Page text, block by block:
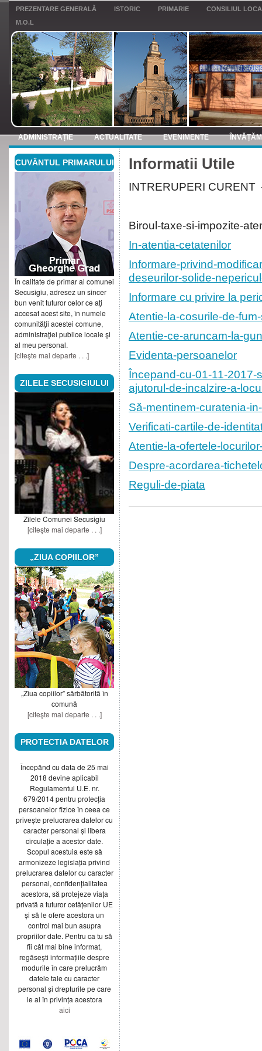
PREZENTARE GENERALĂ ISTORIC PRIMARIE
CONSILIUL
M.O.L
ADMINISTRAȚIE ACTUALITATE EVENIMENTE
ANUNTURI
CUVÂNTUL PRIMARULUI
În calitate de primar al comunei
Secusigiu, adresez un sincer
bun venit tuturor celor ce aţi
accesat acest site, în numele
comunităţii acestei comune,
administraţiei publice locale şi
al meu personal.
[citeşte mai departe . . .]
ZILELE SECUSIGIULUI
Zilele Comunei Secusigiu
[citeşte mai departe . . .]
„ZIUA COPIILOR”
„Ziua copiilor” sărbătorită în
comună
[citeşte mai departe . . .]
PROTECTIA DATELOR
Începând cu data de 25 mai
2018 devine aplicabil
Regulamentul U.E. nr.
679/2014 pentru protecția
persoanelor fizice în ceea ce
privește prelucrarea datelor cu
caracter personal și libera
circulație a acestor date.
Scopul acestuia este să
armonizeze legislația privind
prelucrarea datelor cu caracter
personal, confidențialitatea
acestora, să protejeze viața
privată a tuturor cetățenilor UE
și să le ofere acestora un
control mai bun asupra
propriilor date. Pentru ca tu să
fii cât mai bine informat,
regăsești informațiile despre
modurile în care prelucrăm
datele tale cu caracter
personal și drepturile pe care
le ai în privința acestora
aici
Informatii Utile
INTRERUPERI
Biroul-taxe-si-impozite-
In-atentia-cetatenilor
Informare-privind-
deseurilor-solide-
Informare cu privire la
Atentie-la-cosurile-de-
Atentie-ce-aruncam-la-
Evidenta-persoanelor
Începand-cu-01-11-2017-
ajutorul-de-incalzire-a-
Să-mentinem-curatenia-
Verificati-cartile-de-
Atentie-la-ofertele-
Despre-acordarea-
Reguli-de-piata